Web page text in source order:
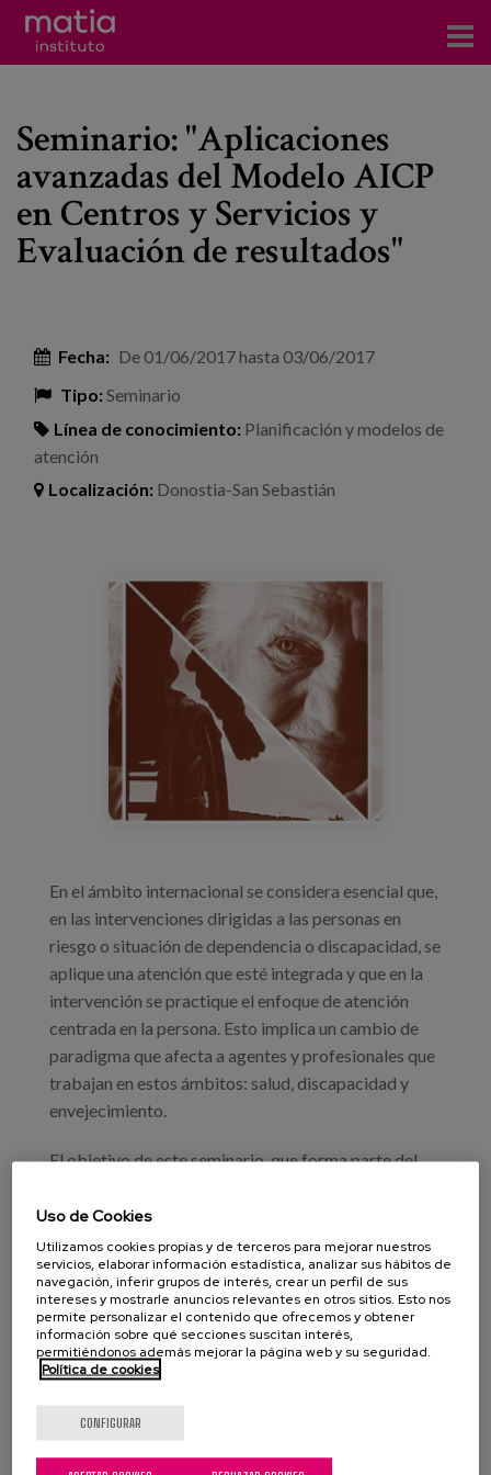
Investigación
Publicaciones
Participación en foros
Noticias
Blog
Trabaja con nosotros
Seminario: "Aplicaciones
avanzadas del Modelo AICP
en Centros y Servicios y
Evaluación de resultados"
Fecha: De01/06/2017hasta 03/06/2017
Tipo: Seminario
Línea de conocimiento: Planificación y modelos de
atención
Localización: Donostia-San Sebastián
compo_definitiva_0.jpg
En el ámbito internacional se considera esencial que,
en las intervenciones dirigidas a las personas en
riesgo o situación de dependencia o discapacidad, se
aplique una atención que esté integrada y que en la
intervención se practique el enfoque de atención
centrada en la persona. Esto implica un cambio de
paradigma que afecta a agentes y profesionales que
trabajan en estos ámbitos: salud, discapacidad y
envejecimiento.
El objetivo de este seminario, que forma parte del
la Universidad de Vic, es conocer y analizar algunos
ejemplos de aplicación con más largo desarrollo y
maduración de la Atención integral y centrada en la
persona (AICP), con la finalidad de trasladar los
elementos más esenciales de este modelo a la propia
práctica profesional, incluidas las metodologías e
instrumentos que acompañan a la implementación, la
gestión del cambio y la evaluación para su aplicación
en centros y servicios.
Uso de Cookies
Utilizamos cookies propias y de terceros para mejorar nuestros
servicios, elaborar información estadística, analizar sus hábitos de
navegación, inferir grupos de interés, crear un perfil de sus
intereses y mostrarle anuncios relevantes en otros sitios. Esto nos
permite personalizar el contenido que ofrecemos y obtener
información sobre qué secciones suscitan interés,
permitiéndonos además mejorar la página web y su seguridad.
Política de cookies
CONFIGURAR